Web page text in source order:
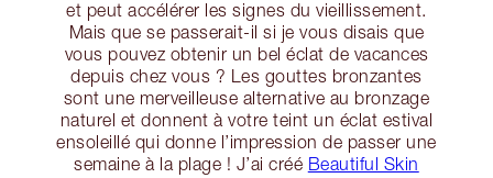
et peut accélérer les signes du vieillissement.
Mais que se passerait-il si je vous disais que
vous pouvez obtenir un bel éclat de vacances
depuis chez vous ? Les gouttes bronzantes
sont une merveilleuse alternative au bronzage
naturel et donnent à votre teint un éclat estival
ensoleillé qui donne l’impression de passer une
semaine à la plage ! J’ai créé Beautiful Skin